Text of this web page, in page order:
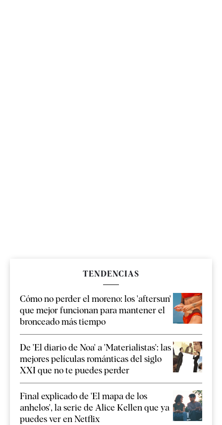
TENDENCIAS
Cómo no perder el moreno: los 'aftersun'
que mejor funcionan para mantener el
bronceado más tiempo
De 'El diario de Noa' a 'Materialistas': las
mejores películas románticas del siglo
XXI que no te puedes perder
Final explicado de 'El mapa de los
anhelos', la serie de Alice Kellen que ya
puedes ver en Netflix